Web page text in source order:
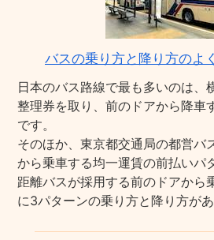
バスの乗り方と降り方のよ
日本のバス路線で最も多いのは、
整理券を取り、前のドアから降車
です。
そのほか、東京都交通局の都営バ
から乗車する均一運賃の前払いパ
距離バスが採用する前のドアから
に3パターンの乗り方と降り方があ